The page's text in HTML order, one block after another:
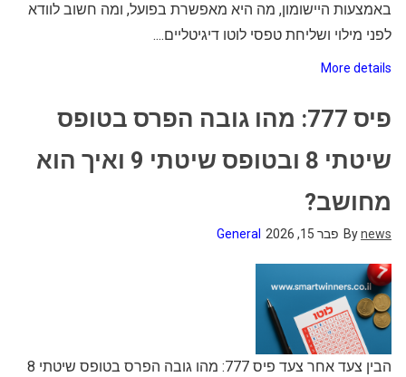
באמצעות היישומון, מה היא מאפשרת בפועל, ומה חשוב לוודא
לפני מילוי ושליחת טפסי לוטו דיגיטליים....
More details
פיס 777: מהו גובה הפרס בטופס
שיטתי 8 ובטופס שיטתי 9 ואיך הוא
מחושב?
Bynews פבר 15, 2026 General
הבין צעד אחר צעד פיס 777: מהו גובה הפרס בטופס שיטתי 8